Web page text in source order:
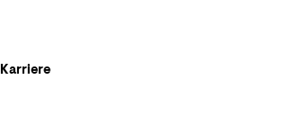
Karriere